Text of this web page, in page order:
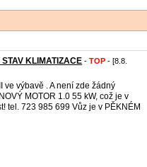
KLIMATIZACE - TOP - [8.8.
ve výbavě . A není zde žádný
MOTOR 1.0 55 kW, což je v
tel. 723 985 699 Vůz je v PĚKNÉM